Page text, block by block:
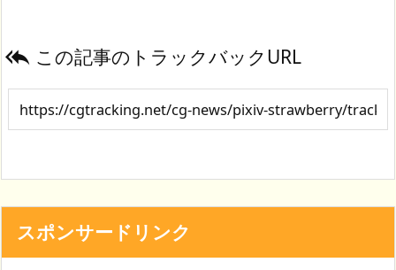
 この記事のトラックバックURL
スポンサードリンク